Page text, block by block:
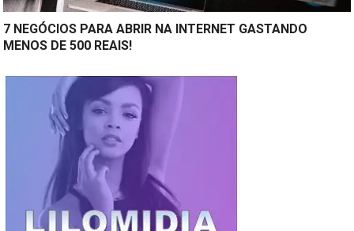
7 NEGÓCIOS PARA ABRIR NA INTERNET GASTANDO
MENOS DE 500 REAIS!